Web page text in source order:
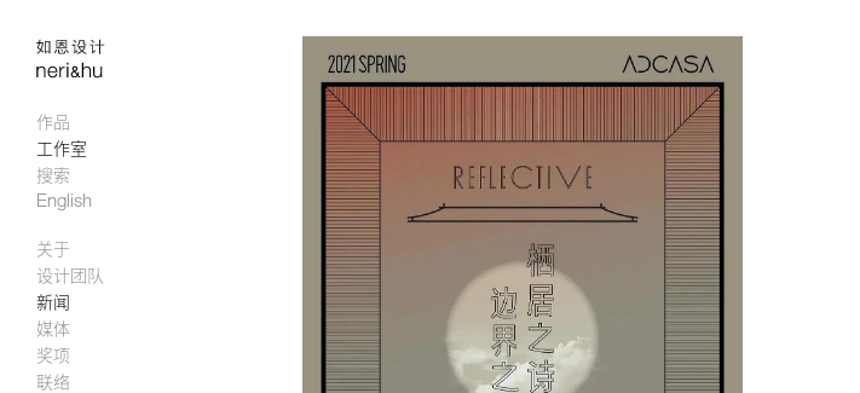
作品
工作室
搜索
English
关于
设计团队
新闻
媒体
奖项
联络